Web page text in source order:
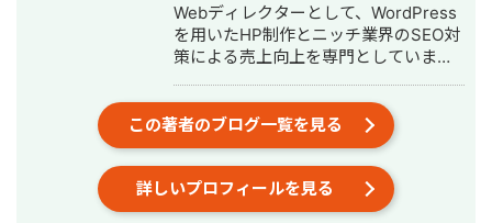
Webディレクターとして、WordPress
を用いたHP制作とニッチ業界のSEO対
策による売上向上を専門としていま
上。パーソナルジム、土木工事会社、
不動産会社など多業種に対応してきま
した。SEO対策においては、ゼロから
立ち上げた新規サイトをニッチ市場で
サービスキーワード検索1位に導き、月
間1.5万PV、月商500万円の売上を実現
この著者のブログ一覧を見る
詳しいプロフィールを見る